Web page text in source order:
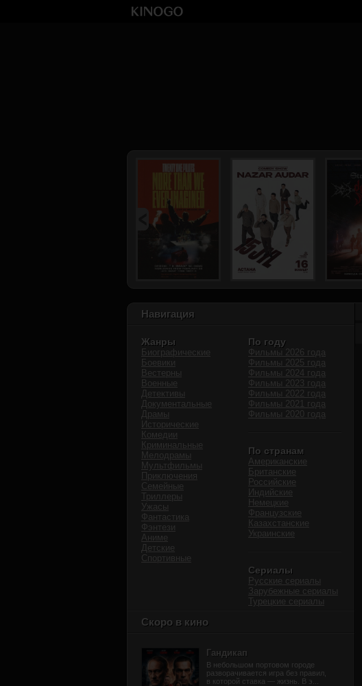
Навигация
Жанры
Биографические
Боевики
Вестерны
Военные
Детективы
Документальные
Драмы
Исторические
Комедии
Криминальные
Мелодрамы
Мультфильмы
Приключения
Семейные
Триллеры
Ужасы
Фантастика
Фэнтези
Аниме
Детские
Спортивные
По году
Фильмы 2026 года
Фильмы 2025 года
Фильмы 2024 года
Фильмы 2023 года
Фильмы 2022 года
Фильмы 2021 года
Фильмы 2020 года
По странам
Американские
Британские
Российские
Индийские
Немецкие
Французские
Казахстанские
Украинские
Сериалы
Русские сериалы
Зарубежные сериалы
Турецкие сериалы
Скоро в кино
Гандикап
В небольшом портовом городе
разворачивается игра без правил,
в которой ставка — жизнь. В э...